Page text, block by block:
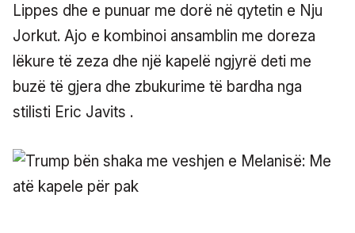
Lippes dhe e punuar me dorë në qytetin e Nju
Jorkut. Ajo e kombinoi ansamblin me doreza
lëkure të zeza dhe një kapelë ngjyrë deti me
buzë të gjera dhe zbukurime të bardha nga
stilisti Eric Javits .